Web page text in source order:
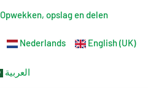
Opwekken, opslag en delen
Nederlands English (UK)
العربية